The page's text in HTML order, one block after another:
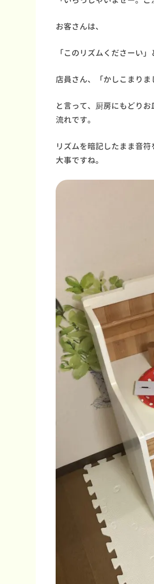
お客さんは、
「このリズムくださーい
店員さん、「かしこまりま
と言って、厨房にもどり
流れです。
リズムを暗記したまま音
大事ですね。